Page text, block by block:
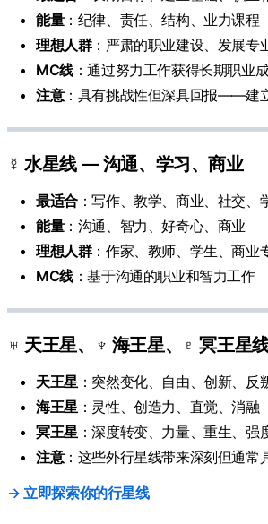
能量：纪律、责任、结构、业力课程
理想人群：严肃的职业建设、发展专
MC线：通过努力工作获得长期职业
注意：具有挑战性但深具回报——建
☿ 水星线 — 沟通、学习、商业
最适合：写作、教学、商业、社交、
能量：沟通、智力、好奇心、商业
理想人群：作家、教师、学生、商业
MC线：基于沟通的职业和智力工作
♅ 天王星、♆ 海王星、♇ 冥王星
天王星 ：突然变化、自由、创新、反
海王星 ：灵性、创造力、直觉、消融
冥王星 ：深度转变、力量、重生、强
注意：这些外行星线带来深刻但通常
→ 立即探索你的行星线